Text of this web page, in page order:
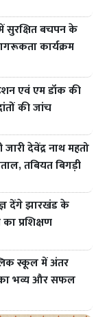
सुरक्षित बचपन के
कार्यक्रम
एवं एम डॉक की
की जांच
देवेंद्र नाथ महतो
तबियत बिगड़ी
देंगे झारखंड के
का प्रशिक्षण
स्कूल में अंतर
का भव्य और सफल